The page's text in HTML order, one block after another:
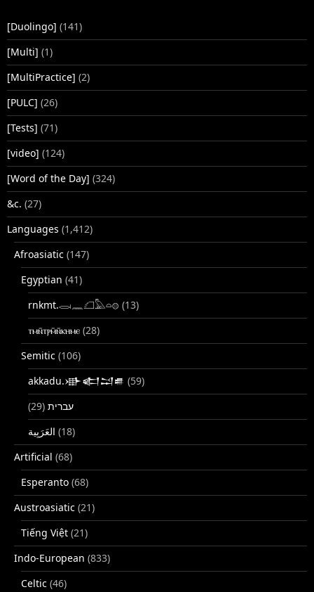
[Duolingo] (141)
[Multi] (1)
[MultiPractice] (2)
[PULC] (26)
[Tests] (71)
[video] (124)
[Word of the Day] (324)
&c. (27)
Languages (1,412)
Afroasiatic (147)
Egyptian (41)
rnkmt.𓂋𓏺𓈖𓆎𓅓𓏏𓊖 (13)
ⲧⲙⲛ̄ⲧⲣⲙ̄ⲛ̄ⲕⲏⲙⲉ (28)
Semitic (106)
akkadu.𒀝𒅗𒁺𒌑 (59)
עברית (29)
(18)
Artificial (68)
Esperanto (68)
Austroasiatic (21)
Tiếng Việt (21)
Indo-European (833)
Celtic (46)